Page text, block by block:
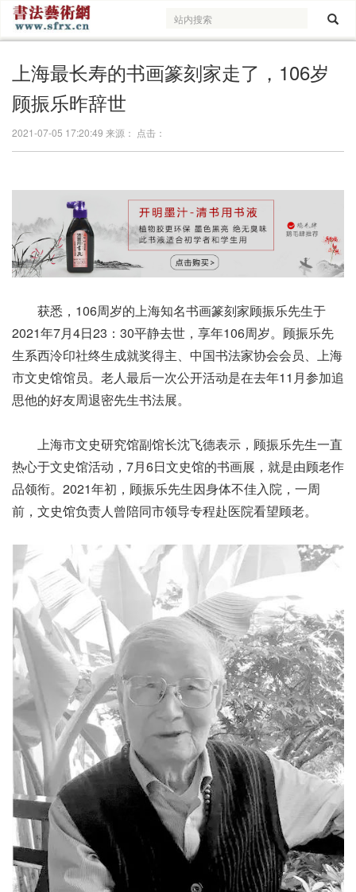
上海最长寿的书画篆刻家走了，106岁
顾振乐昨辞世
2021-07-05 17:20:49 来源： 点击：
获悉，106周岁的上海知名书画篆刻家顾振乐先生于
2021年7月4日23：30平静去世，享年106周岁。顾振乐先
生系西泠印社终生成就奖得主、中国书法家协会会员、上海
市文史馆馆员。老人最后一次公开活动是在去年11月参加追
思他的好友周退密先生书法展。
上海市文史研究馆副馆长沈飞德表示，顾振乐先生一直
热心于文史馆活动，7月6日文史馆的书画展，就是由顾老作
品领衔。2021年初，顾振乐先生因身体不佳入院，一周
前，文史馆负责人曾陪同市领导专程赴医院看望顾老。